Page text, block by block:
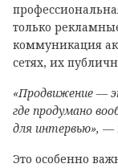
только
коммуникация
сетях, их
«Продвижение —
где продумано
для интервью», —
Это особенно